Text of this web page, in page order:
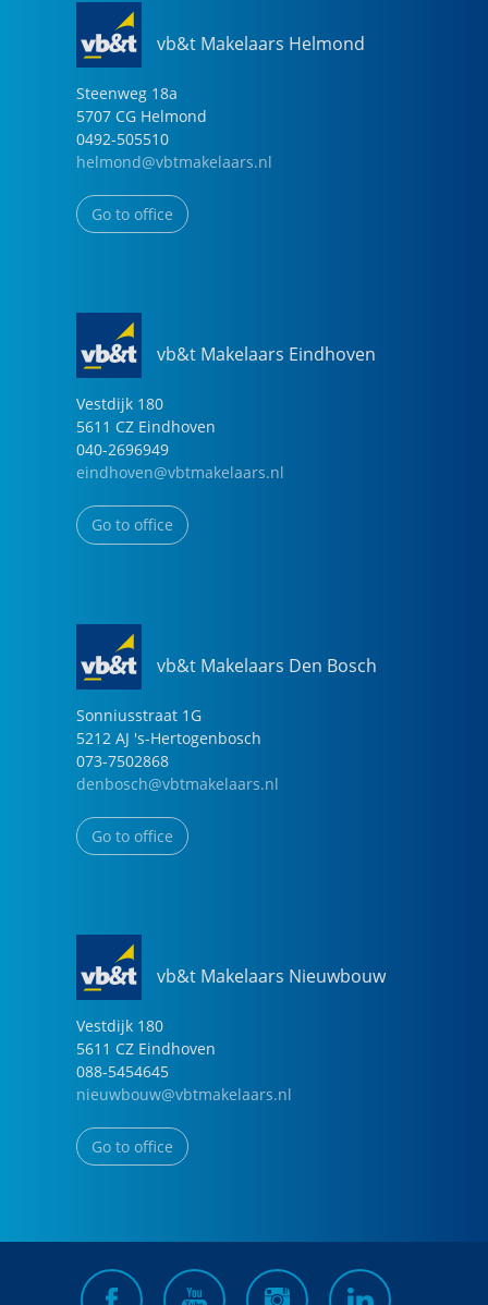
vb&t Makelaars Helmond
Steenweg 18a
5707 CG Helmond
0492-505510
helmond@vbtmakelaars.nl
Go to office
vb&t Makelaars Eindhoven
Vestdijk 180
5611 CZ Eindhoven
040-2696949
eindhoven@vbtmakelaars.nl
Go to office
vb&t Makelaars Den Bosch
Sonniusstraat 1G
5212 AJ 's-Hertogenbosch
073-7502868
denbosch@vbtmakelaars.nl
Go to office
vb&t Makelaars Nieuwbouw
Vestdijk 180
5611 CZ Eindhoven
088-5454645
nieuwbouw@vbtmakelaars.nl
Go to office